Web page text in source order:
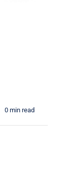
0 min read